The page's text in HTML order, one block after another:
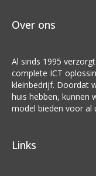
Over ons
Al sinds 1995
complete ICT
kleinbedrijf. Doordat
huis hebben, kunnen
model bieden voor al
Links